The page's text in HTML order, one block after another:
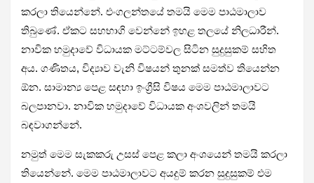
කරලා තියෙන්නේ. එංගලන්තයේ තමයි මෙම පාඨමාලාව
තිබුණේ. ඒකට සහභාගි වෙන්නේ ඉහළ තලයේ නිලධාරීන්.
නාවික හමුදාවේ විධායක මට්ටම්වල සිටින සුදුසුකම් සහිත
අය. ගණිතය, විද්‍යාව වැනි විෂයන් තුනක් සමත්ව තියෙන්න
ඕන. සාමාන්‍ය පෙළ සඳහා ඉංග්‍රීසි විෂය මෙම පාඨමාලාවට
බලපානවා. නාවික හමුදාවේ විධායක අංශවලින් තමයි
බඳවාගන්නේ.
නමුත් මෙම සැකකරු උසස් පෙළ කලා අංශයෙන් තමයි කරලා
තියෙන්නේ. මෙම පාඨමාලාවට අයදුම් කරන සුදුසුකම් එම